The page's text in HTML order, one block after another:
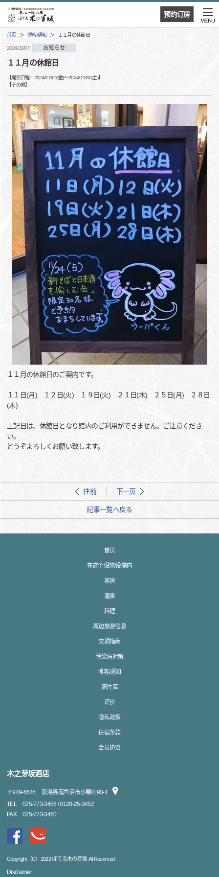
预约订房
MENU
首页 博客/通知 １１月の休館日
2024/11/07 お知らせ
１１月の休館日
【提供日程： 2024/11/01(金)〜2024/11/30(土)】
【その他】
１１月の休館日のご案内です。
１１日(月) １２日(火) １９日(火) ２１日(木) ２５日(月) ２８日
(木)
上記日は、休館日となり館内のご利用ができません。ご注意くださ
い。
どうぞよろしくお願い致します。
往前 下一页
記事一覧へ戻る
首页
在这个设施/设施内
客房
温泉
料理
周边旅游信息
交通指南
传染病对策
博客/通知
照片库
评价
隐私政策
住宿条款
会员协议
木之芽坂酒店
〒949-6636
新潟县南鱼沼市小栗山93-1
TEL
025-773-3456 / 0120-25-3452
FAX
025-773-3460
Copyright（C）2022 ほてる木の芽坂 All Reserved.
Disclaimer